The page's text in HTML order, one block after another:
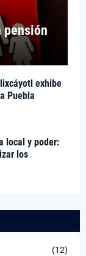
pensión
exhibe
Puebla
local y poder:
los
(12)